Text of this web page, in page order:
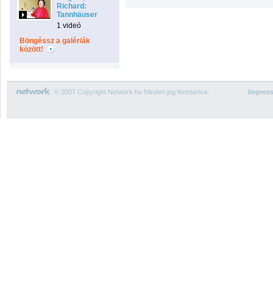
Richard:
Tannhäuser
1 videó
Böngéssz a galériák
között!
© 2007 Copyright Network.hu Minden jog fenntartva.